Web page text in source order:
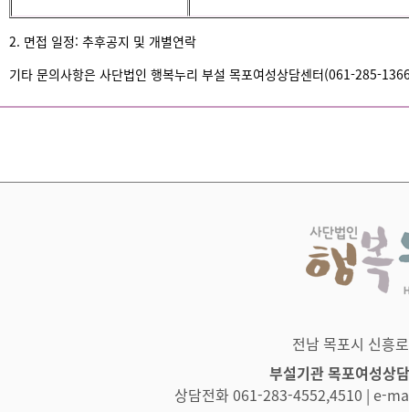
2. 면접 일정: 추후공지 및 개별연락
기타 문의사항은 사단법인 행복누리 부설 목포여성상담센터(061-285-
전남 목포시 신흥
부설기관 목포여성상
상담전화 061-283-4552,4510 | e-